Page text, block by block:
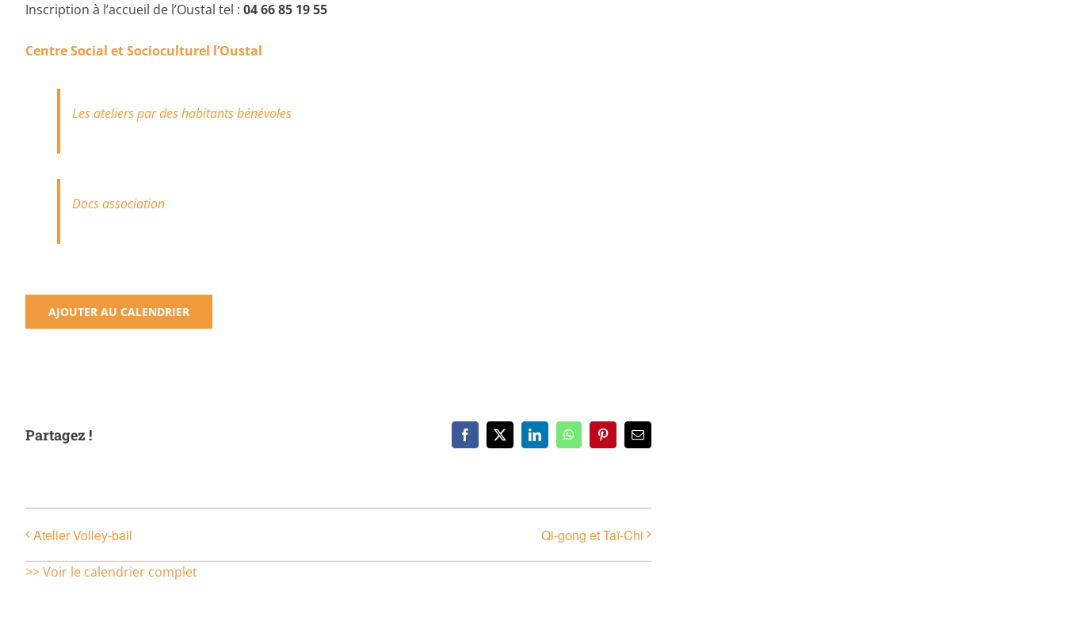
Inscription à l’accueil de l’Oustal tel : 04 66 85 19 55
Centre Social et Socioculturel l’Oustal
Les ateliers par des habitants bénévoles
Docs association
AJOUTER AU CALENDRIER
Partagez ! Facebook
X LinkedInWhatsAppPinterestEmail
Atelier Volley-ball Qi-gong et Taï-Chi
>> Voir le calendrier complet